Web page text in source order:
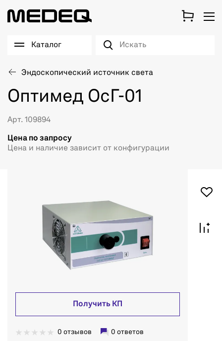
Каталог
Эндоскопический источник света
Оптимед ОсГ-01
Арт. 109894
Цена по запросу
Цена и наличие зависит от конфигурации
Получить КП
0 отзывов 0 ответов